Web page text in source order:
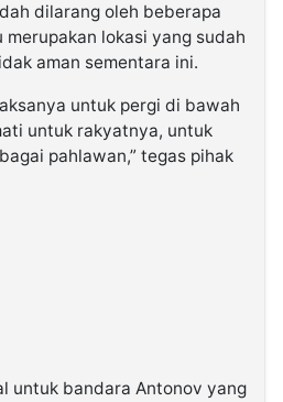
dilarang oleh beberapa
lokasi yang sudah
aman sementara ini.
untuk pergi di bawah
untuk rakyatnya, untuk
pahlawan,” tegas pihak
untuk bandara Antonov yang